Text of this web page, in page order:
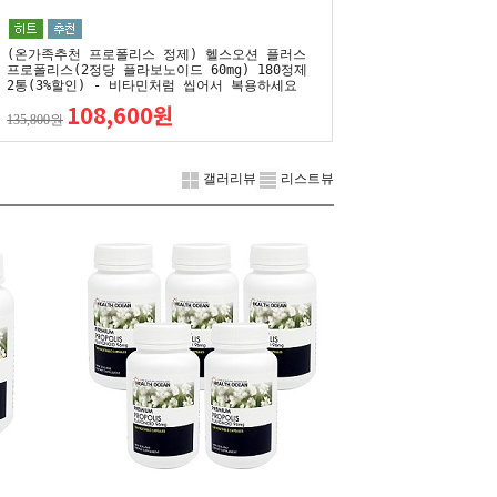
(온가족추천 프로폴리스 정제) 헬스오션 플러스
프로폴리스(2정당 플라보노이드 60mg) 180정제
2통(3%할인) - 비타민처럼 씹어서 복용하세요
135,800원 108,600원
갤러리뷰 리스트뷰